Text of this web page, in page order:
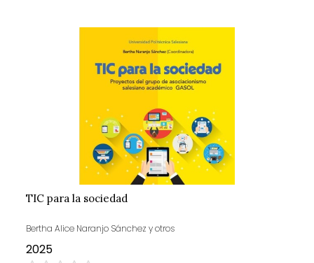
TIC para la sociedad
Bertha Alice Naranjo Sánchez y otros
2025